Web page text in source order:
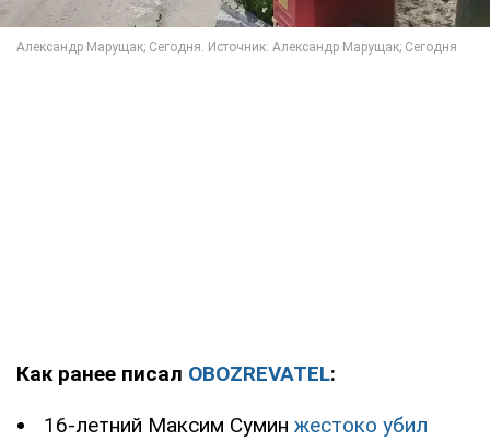
Как ранее писал OBOZREVATEL:
16-летний Максим Сумин жестоко убил